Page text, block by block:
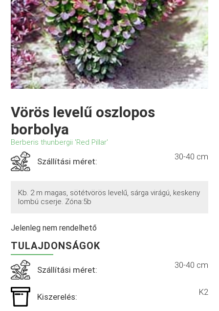
Vörös levelű oszlopos
borbolya
Berberis thunbergii 'Red Pillar'
Szállítási méret: 30-40 cm
Kb. 2 m magas, sötétvörös levelű, sárga virágú, keskeny
lombú cserje. Zóna:5b
Jelenleg nem rendelhető
TULAJDONSÁGOK
Szállítási méret: 30-40 cm
Kiszerelés: K2